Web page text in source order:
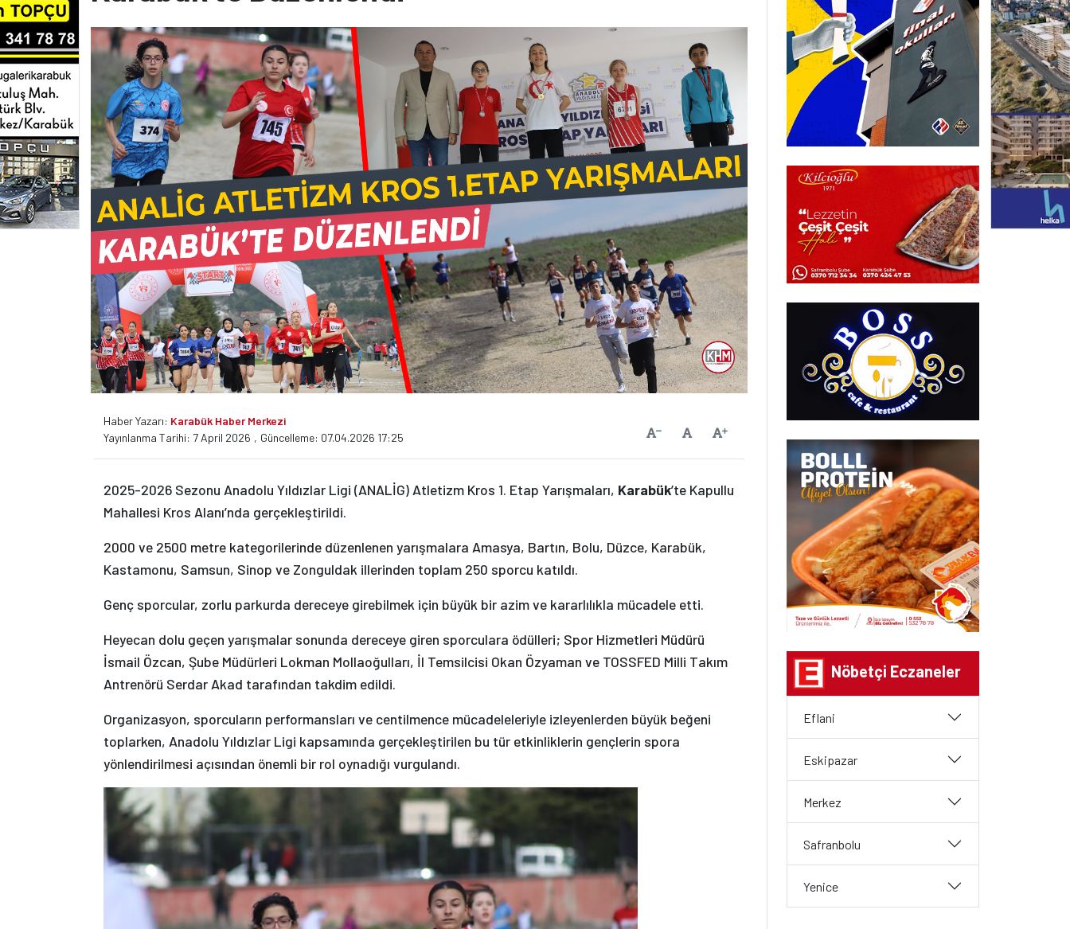
Haber Yazarı: Karabük Haber Merkezi
Yayınlanma Tarihi: 7 April 2026 , Güncelleme: 07.04.2026 17:25 Yazıyı KüçültVarsayılanYazıyı Büyüt
2025-2026 Sezonu Anadolu Yıldızlar Ligi (ANALİG) Atletizm Kros 1. Etap Yarışmaları, Karabük’te Kapullu
Mahallesi Kros Alanı’nda gerçekleştirildi.
2000 ve 2500 metre kategorilerinde düzenlenen yarışmalara Amasya, Bartın, Bolu, Düzce, Karabük,
Kastamonu, Samsun, Sinop ve Zonguldak illerinden toplam 250 sporcu katıldı.
Genç sporcular, zorlu parkurda dereceye girebilmek için büyük bir azim ve kararlılıkla mücadele etti.
Heyecan dolu geçen yarışmalar sonunda dereceye giren sporculara ödülleri; Spor Hizmetleri Müdürü
İsmail Özcan, Şube Müdürleri Lokman Mollaoğulları, İl Temsilcisi Okan Özyaman ve TOSSFED Milli Takım
Antrenörü Serdar Akad tarafından takdim edildi.
Organizasyon, sporcuların performansları ve centilmence mücadeleleriyle izleyenlerden büyük beğeni
toplarken, Anadolu Yıldızlar Ligi kapsamında gerçekleştirilen bu tür etkinliklerin gençlerin spora
yönlendirilmesi açısından önemli bir rol oynadığı vurgulandı.
Nöbetçi Eczaneler
Eflani
Eskipazar
Merkez
Safranbolu
Yenice